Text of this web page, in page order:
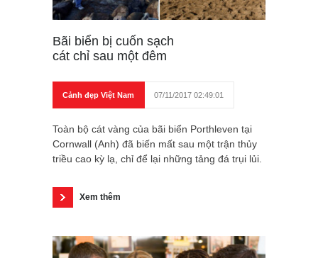
Bãi biển bị cuốn sạch
cát chỉ sau một đêm
Cảnh đẹp Việt Nam 07/11/2017 02:49:01
Toàn bộ cát vàng của bãi biển Porthleven tại
Cornwall (Anh) đã biến mất sau một trận thủy
triều cao kỳ lạ, chỉ để lại những tảng đá trụi lủi.
Xem thêm